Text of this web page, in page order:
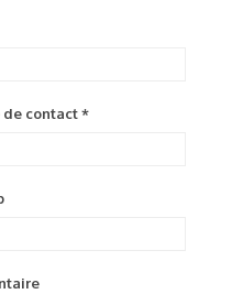
de contact*